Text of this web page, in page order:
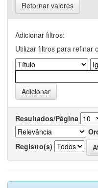
Retornar valores
Adicionar filtros:
Utilizar filtros para refinar
Resultados/Página
Registro(s)